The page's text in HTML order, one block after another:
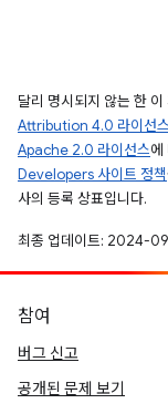
달리 명시되지 않는 한
Attribution 4.0 라이선스
Apache 2.0 라이선스에
Developers 사이트 정책
사의 등록 상표입니다.
최종 업데이트: 2024-
참여
버그 신고
공개된 문제 보기